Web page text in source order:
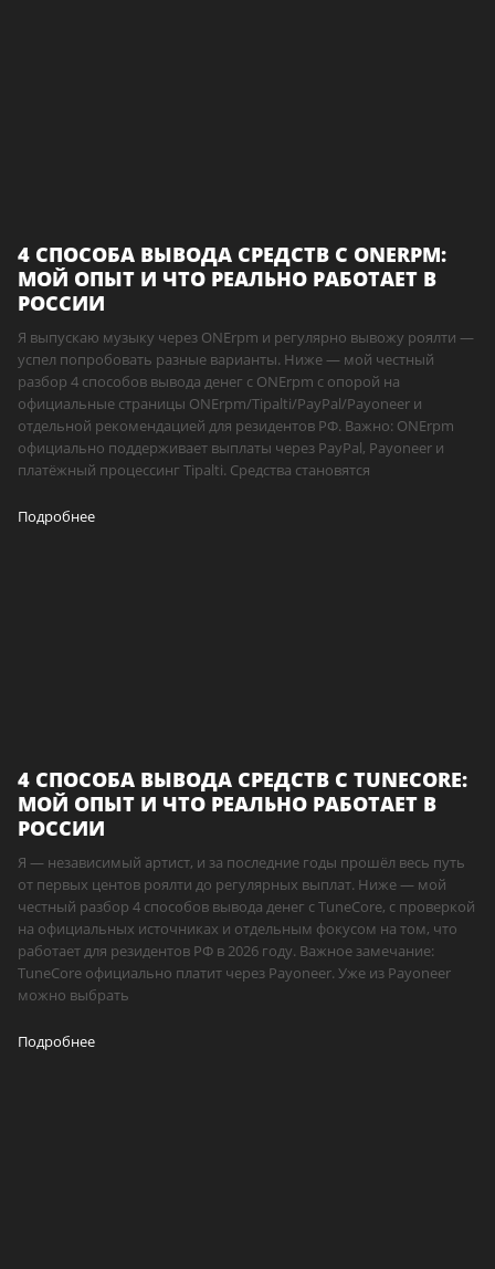
4 СПОСОБА ВЫВОДА СРЕДСТВ С ONERPM:
МОЙ ОПЫТ И ЧТО РЕАЛЬНО РАБОТАЕТ В
РОССИИ
Я выпускаю музыку через ONErpm и регулярно вывожу роялти —
успел попробовать разные варианты. Ниже — мой честный
разбор 4 способов вывода денег с ONErpm с опорой на
официальные страницы ONErpm/Tipalti/PayPal/Payoneer и
отдельной рекомендацией для резидентов РФ. Важно: ONErpm
официально поддерживает выплаты через PayPal, Payoneer и
платёжный процессинг Tipalti. Средства становятся
Подробнее
4 СПОСОБА ВЫВОДА СРЕДСТВ С TUNECORE:
МОЙ ОПЫТ И ЧТО РЕАЛЬНО РАБОТАЕТ В
РОССИИ
Я — независимый артист, и за последние годы прошёл весь путь
от первых центов роялти до регулярных выплат. Ниже — мой
честный разбор 4 способов вывода денег с TuneCore, с проверкой
на официальных источниках и отдельным фокусом на том, что
работает для резидентов РФ в 2026 году. Важное замечание:
TuneCore официально платит через Payoneer. Уже из Payoneer
можно выбрать
Подробнее